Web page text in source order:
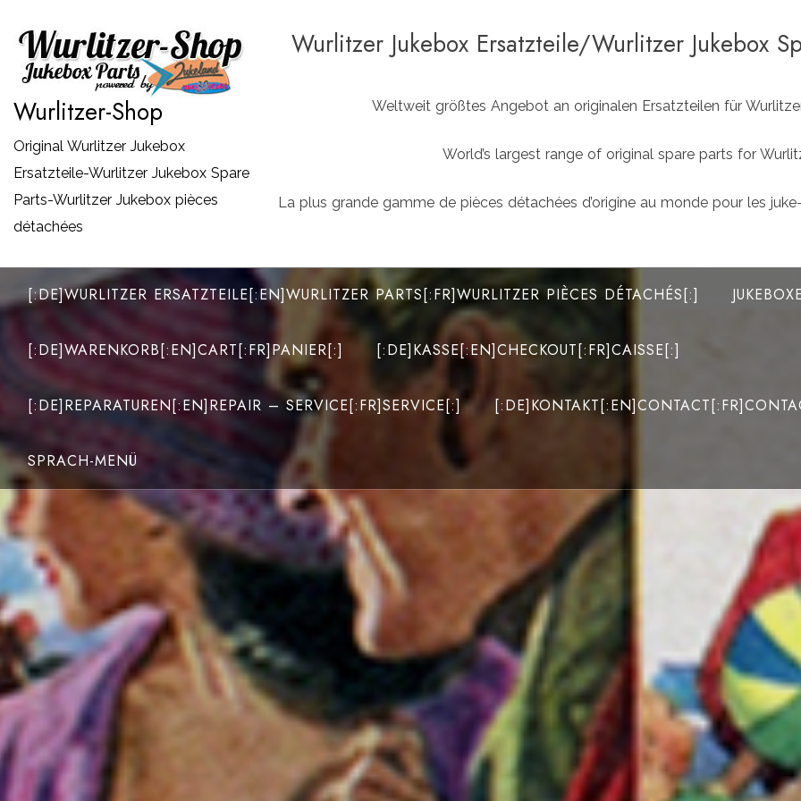
Inhalt
springen
Wurlitzer-Shop
Original Wurlitzer Jukebox
Ersatzteile-Wurlitzer Jukebox Spare
Parts-Wurlitzer Jukebox pièces
détachées
Wurlitzer Jukebox Ersatzteile/Wurlitzer Jukebox
Weltweit größtes Angebot an originalen Ersatzteilen für
World’s largest range of original spare parts for
La plus grande gamme de pièces détachées d’origine au monde pour les
[:DE]WURLITZER ERSATZTEILE[:EN]WURLITZER PARTS[:FR]WURLITZER PIÈCES DÉTACHÉS[:]
[:DE]WARENKORB[:EN]CART[:FR]PANIER[:] [:DE]KASSE[:EN]CHECKOUT[:FR]CAISSE[:]
[:DE]REPARATUREN[:EN]REPAIR – SERVICE[:FR]SERVICE[:]
SPRACH-MENÜ